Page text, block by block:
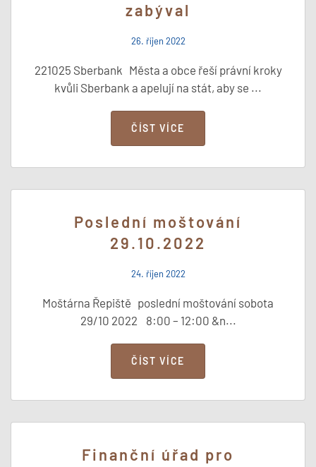
zabýval
26. říjen 2022
221025 Sberbank Města a obce řeší právní kroky
kvůli Sberbank a apelují na stát, aby se ...
ČÍST VÍCE
Poslední moštování
29.10.2022
24. říjen 2022
Moštárna Řepiště poslední moštování sobota
29/10 2022 8:00 – 12:00 &n...
ČÍST VÍCE
Finanční úřad pro